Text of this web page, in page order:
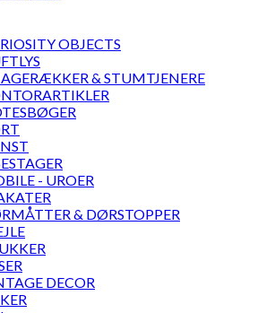
OBJECTS
& STUMTJENERE
- UROER
& DØRSTOPPER
DECOR